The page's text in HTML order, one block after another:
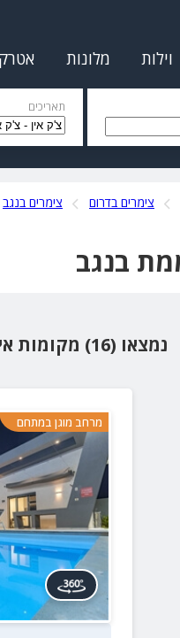
וילות מלונות
תאריכים
צימרים בדרום צימרים בנגב
נמצאו (16) מקומות אירוח
מרחב מוגן במתחם